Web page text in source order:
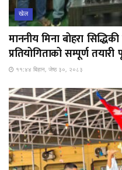
खेल
माननीय मिना बोहरा
प्रतियोगिताको सम्पूर्ण तयारी
११:४४ बिहान, जेष्ठ ३०, २०८३